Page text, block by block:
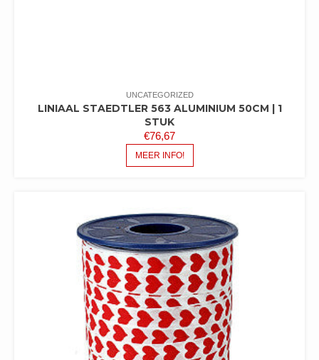
UNCATEGORIZED
LINIAAL STAEDTLER 563 ALUMINIUM 50CM | 1
STUK
€76,67
MEER INFO!